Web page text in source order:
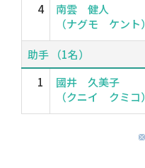
4
南雲 健人
（ナグモ ケント）
助手 （1名）
1
國井 久美子
（クニイ クミコ）